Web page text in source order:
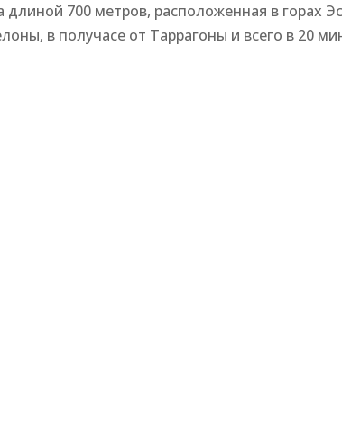
длиной 700 метров, расположенная в горах
в получасе от Таррагоны и всего в 20